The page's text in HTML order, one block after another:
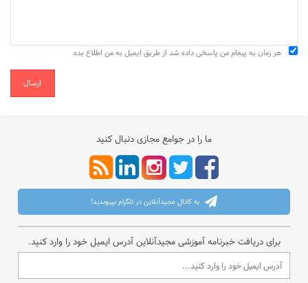
هر زمان به پیغام من پاسخی داده شد از طریق ایمیل به من اطلاع بده.
ارسال
ما را در جوامع مجازی دنبال کنید
به کانال مجیدآنلاین در تلگرام بپیوندید!
برای دریافت خبرنامه آموزشی مجیدآنلاین آدرس ایمیل خود را وارد کنید.